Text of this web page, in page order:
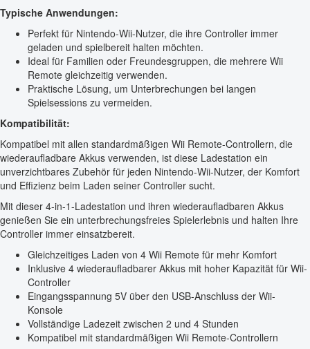
Typische Anwendungen:
Perfekt für Nintendo-Wii-Nutzer, die ihre Controller immer
geladen und spielbereit halten möchten.
Ideal für Familien oder Freundesgruppen, die mehrere Wii
Remote gleichzeitig verwenden.
Praktische Lösung, um Unterbrechungen bei langen
Spielsessions zu vermeiden.
Kompatibilität:
Kompatibel mit allen standardmäßigen Wii Remote-Controllern, die
wiederaufladbare Akkus verwenden, ist diese Ladestation ein
unverzichtbares Zubehör für jeden Nintendo-Wii-Nutzer, der Komfort
und Effizienz beim Laden seiner Controller sucht.
Mit dieser 4-in-1-Ladestation und ihren wiederaufladbaren Akkus
genießen Sie ein unterbrechungsfreies Spielerlebnis und halten Ihre
Controller immer einsatzbereit.
Gleichzeitiges Laden von 4 Wii Remote für mehr Komfort
Inklusive 4 wiederaufladbarer Akkus mit hoher Kapazität für Wii-
Controller
Eingangsspannung 5V über den USB-Anschluss der Wii-
Konsole
Vollständige Ladezeit zwischen 2 und 4 Stunden
Kompatibel mit standardmäßigen Wii Remote-Controllern